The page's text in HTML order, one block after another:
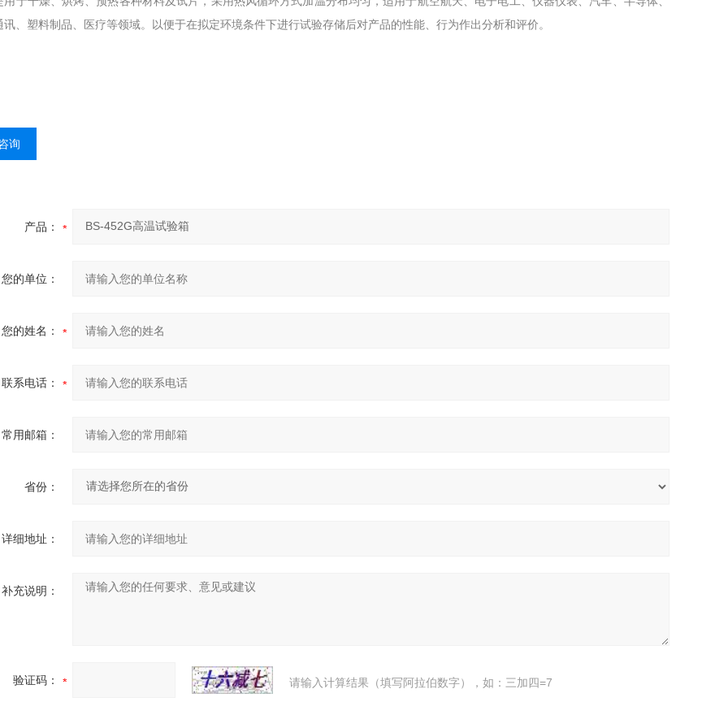
讯、塑料制品、医疗等领域。以便于在拟定环境条件下进行试验存储后对产品的性能、行为作出分析和评价。
询
产品：
您的单位：
您的姓名：
联系电话：
常用邮箱：
省份：
详细地址：
补充说明：
验证码： 请输入计算结果（填写阿拉伯数字），如：三加四=7